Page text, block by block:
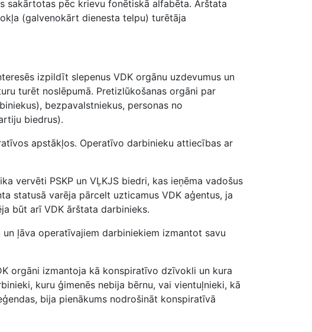
sakārtotas pēc krievu fonētiskā alfabēta. Ārštata
(galvenokārt dienesta telpu) turētāja
izpildīt slepenus VDK orgānu uzdevumus un
turēt noslēpumā. Pretizlūkošanas orgāni par
bezpavalstniekus, personas no
biedrus).
apstākļos. Operatīvo darbinieku attiecības ar
vervēti PSKP un VĻKJS biedri, kas ieņēma vadošus
statusā varēja pārcelt uzticamus VDK aģentus, ja
būt arī VDK ārštata darbinieks.
ļāva operatīvajiem darbiniekiem izmantot savu
orgāni izmantoja kā konspiratīvo dzīvokli un kura
kuru ģimenēs nebija bērnu, vai vientuļnieki, kā
bija pienākums nodrošināt konspiratīvā